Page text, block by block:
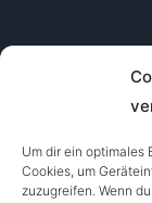
Um dir ein optimales
Cookies, um
zuzugreifen. Wenn